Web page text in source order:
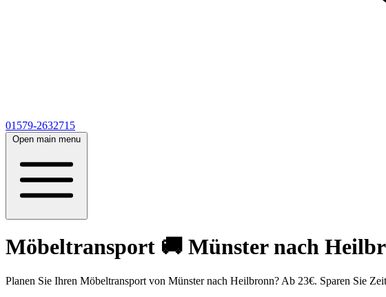
01579-2632715
Open main menu
Möbeltransport 🚚 Münster nach
Planen Sie Ihren Möbeltransport von Münster nach Heilbronn? Ab 23€. Sparen Sie